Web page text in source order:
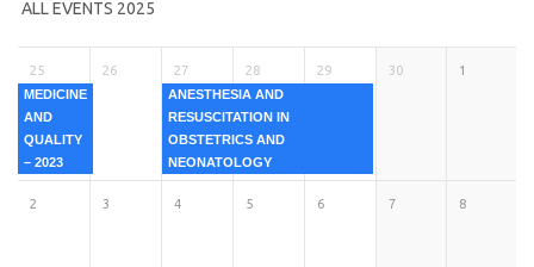
ALL EVENTS 2025
25
MEDICINE
AND
QUALITY
– 2023
26
27
ANESTHESIA AND
RESUSCITATION IN
OBSTETRICS AND
NEONATOLOGY
28 29 30 1
2 3 4 5 6 7 8